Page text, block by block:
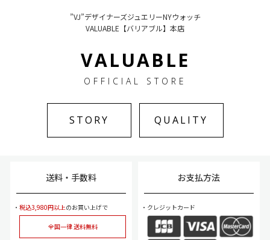
”VJ”デザイナーズジュエリーNYウォッチ
VALUABLE【バリアブル】本店
VALUABLE
OFFICIAL STORE
STORY QUALITY
送料・手数料
税込3,980円以上のお買い上げで
全国一律 送料無料
お支払方法
クレジットカード